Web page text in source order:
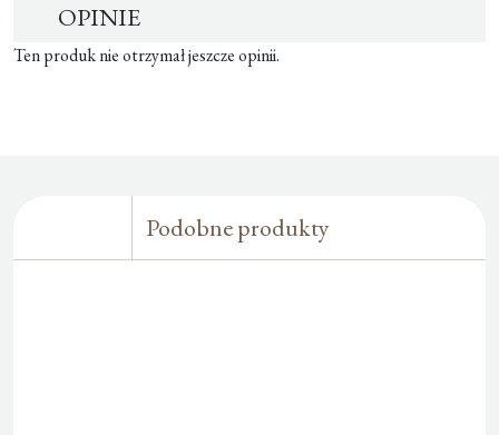
OPINIE
Ten produk nie otrzymał jeszcze opinii.
Podobne produkty